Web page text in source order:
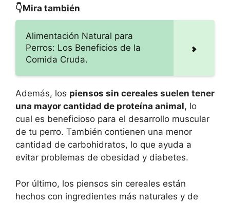
👇Mira también
Alimentación Natural para
Perros: Los Beneficios de la
Comida Cruda.
Además, los piensos sin cereales suelen tener
una mayor cantidad de proteína animal, lo
cual es beneficioso para el desarrollo muscular
de tu perro. También contienen una menor
cantidad de carbohidratos, lo que ayuda a
evitar problemas de obesidad y diabetes.
Por último, los piensos sin cereales están
hechos con ingredientes más naturales y de